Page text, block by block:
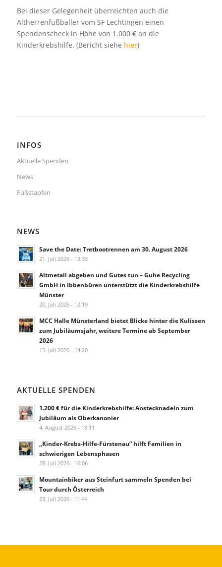
Bei dieser Gelegenheit überreichten auch die
Altherrenfußballer vom SF Lechtingen einen
Spendenscheck in Höhe von 1.000 € an die
Kinderkrebshilfe. (Bericht siehe hier)
INFOS
Aktuelle Spenden
News
Fußstapfen
NEWS
Save the Date: Tretbootrennen am 30. August 2026
21. Juli 2026 - 13:33
Altmetall abgeben und Gutes tun – Guhe Recycling
GmbH in Ibbenbüren unterstützt die Kinderkrebshilfe
Münster
20. Juli 2026 - 12:19
MCC Halle Münsterland bietet Blicke hinter die Kulissen
zum Jubiläumsjahr, weitere Termine ab September
2026
15. Juli 2026 - 14:20
AKTUELLE SPENDEN
1.200 € für die Kinderkrebshilfe: Anstecknadeln zum
Jubiläum als Oberkanonier
4. August 2026 - 18:11
„Kinder-Krebs-Hilfe-Fürstenau“ hilft Familien in
schwierigen Lebensphasen
28. Juli 2026 - 16:06
Mountainbiker aus Steinfurt sammeln Spenden bei
Tour durch Österreich
23. Juli 2026 - 11:44